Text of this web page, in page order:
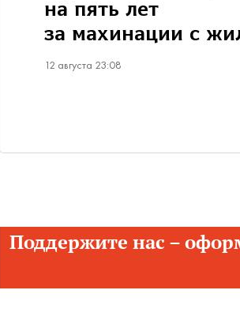
на пять лет
за махинации с
12 августа 23:08
Поддержите нас –